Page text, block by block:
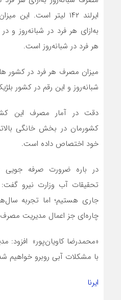
هر فرد در شبانه‌روز است.
شبانه‌روز و این رقم در کشور بلژیک ۱۱۲ لیتر محاسبه
دقت در آمار مصرف این
کشورمان در بخش خانگی
خود اختصاص داده است.
در باره ضرورت صرفه
تحقیقات آب وزارت نیرو
جاری هستیم؛ اما تجربه
چاره‌ای جز اعمال مدیریت
«محمدرضا کاویان‌پور» افزود:
با مشکلات آبی روبرو خواهیم
ایرنا